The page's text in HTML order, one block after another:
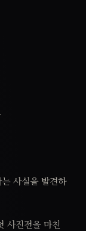
사실을 발견하
사진전을 마친